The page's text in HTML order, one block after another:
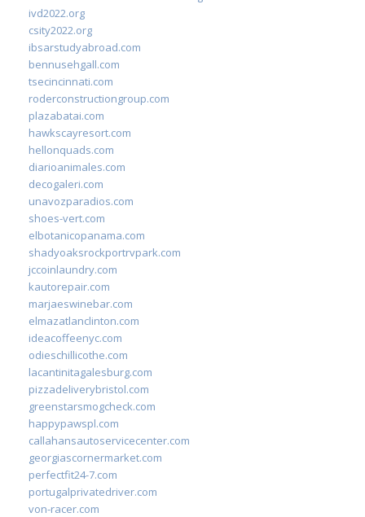
ivd2022.org
csity2022.org
ibsarstudyabroad.com
bennusehgall.com
tsecincinnati.com
roderconstructiongroup.com
plazabatai.com
hawkscayresort.com
hellonquads.com
diarioanimales.com
decogaleri.com
unavozparadios.com
shoes-vert.com
elbotanicopanama.com
shadyoaksrockportrvpark.com
jccoinlaundry.com
kautorepair.com
marjaeswinebar.com
elmazatlanclinton.com
ideacoffeenyc.com
odieschillicothe.com
lacantinitagalesburg.com
pizzadeliverybristol.com
greenstarsmogcheck.com
happypawspl.com
callahansautoservicecenter.com
georgiascornermarket.com
perfectfit24-7.com
portugalprivatedriver.com
von-racer.com